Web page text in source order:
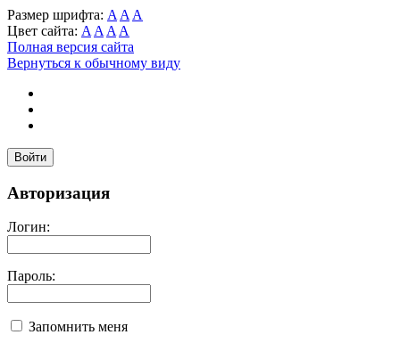
Размер шрифта: A A A
Цвет сайта: A A A A
Полная версия сайта
Вернуться к обычному виду
Войти
Авторизация
Логин:
Пароль:
Запомнить меня